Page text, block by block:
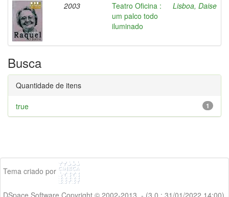
2003
Teatro Oficina :
um palco todo
iluminado
Lisboa, Daise
Busca
Quantidade de itens
1
true
Tema criado por
DSpace Software Copyright © 2002-2013 - (3.0 : 31/01/2022 14:00)